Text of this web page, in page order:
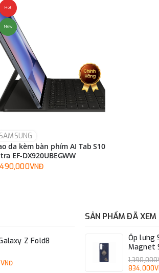
Hot
New
SAMSUNG
da kèm bàn phím AI Tab S10
EF-DX920UBEGWW
Z Fold8
SẢN PHẨM ĐÃ XEM
Ốp lưng
Magnet
S26+